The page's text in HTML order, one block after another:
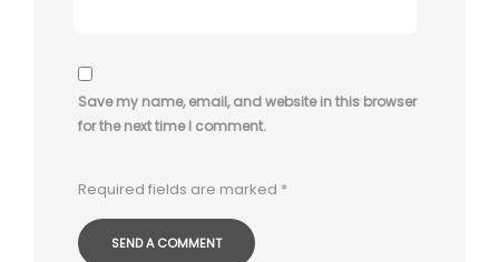
Save my name, email, and website in this browser
for the next time I comment.
Required fields are marked *